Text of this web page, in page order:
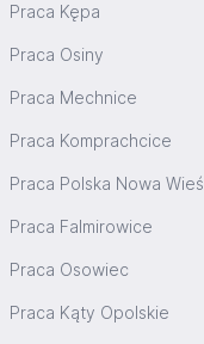
Praca Kępa
Praca Osiny
Praca Mechnice
Praca Komprachcice
Praca Polska Nowa Wieś
Praca Falmirowice
Praca Osowiec
Praca Kąty Opolskie